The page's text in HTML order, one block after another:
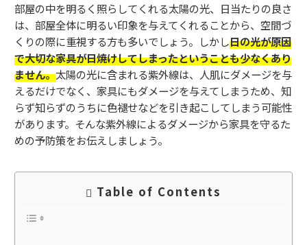
部屋の中を明るく照らしてくれる太陽の光、日当たりの良さ
は、部屋全体に明るい印象を与えてくれることから、空間づ
くりの際に重視する方も多いでしょう。しかし日の光が原因
で大切な家具が日焼けしてしまったということも少なくあり
ません。太陽の光に含まれる紫外線は、人肌にダメージを与
えるだけでなく、家具にもダメージを与えてしまうため、知
らず知らずのうちに色褪せなどを引き起こしてしまう可能性
があります。そんな紫外線によるダメージから家具を守るた
めの予防策をお伝えしましょう。
Table of Contents